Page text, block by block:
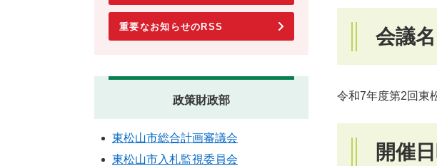
会議名
令和7年度第2回東
開催
重要なお知らせのRSS
政策財政部
東松山市総合計画審議会
東松山市入札監視委員会